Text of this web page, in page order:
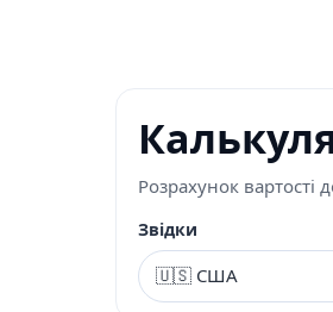
Розрахунок вартості
Звідки